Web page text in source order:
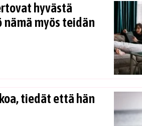
hyvästä
myös teidän
tiedät että hän